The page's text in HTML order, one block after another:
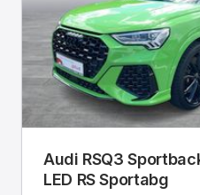
Audi RSQ3
LED RS Sportabg